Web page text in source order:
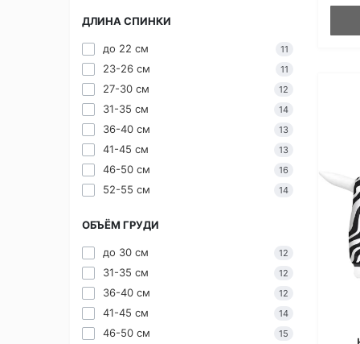
ДЛИНА СПИНКИ
до 22 см 11
23-26 см 11
27-30 см 12
31-35 см 14
36-40 см 13
41-45 см 13
46-50 см 16
52-55 см 14
ОБЪЁМ ГРУДИ
до 30 см 12
31-35 см 12
36-40 см 12
41-45 см 14
46-50 см 15